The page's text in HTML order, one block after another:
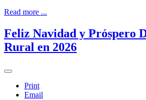
Read more ...
Feliz Navidad y Próspero
Rural en 2026
Print
Email